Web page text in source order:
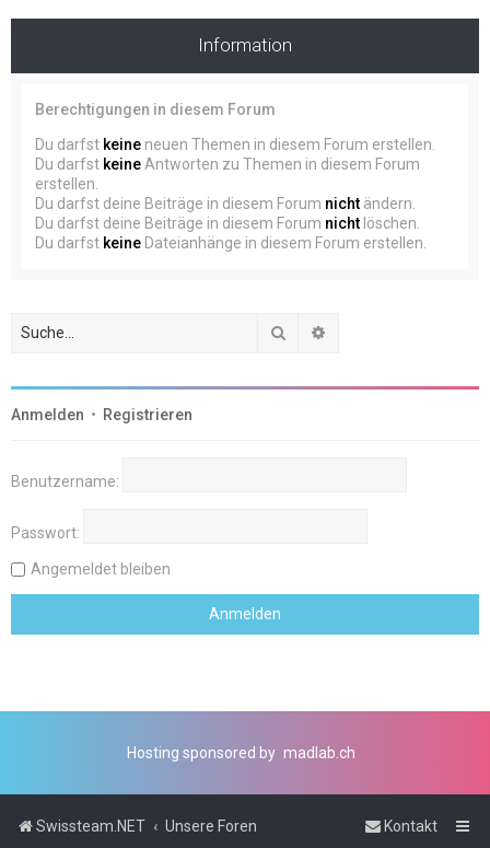
Information
Berechtigungen in diesem Forum
Du darfst keine neuen Themen in diesem Forum erstellen.
Du darfst keine Antworten zu Themen in diesem Forum
erstellen.
Du darfst deine Beiträge in diesem Forum nicht ändern.
Du darfst deine Beiträge in diesem Forum nicht löschen.
Du darfst keine Dateianhänge in diesem Forum erstellen.
Suche
Anmelden • Registrieren
Benutzername:
Passwort:
Angemeldet bleiben
Hosting sponsored by madlab.ch
Swissteam.NET Unsere Foren Kontakt